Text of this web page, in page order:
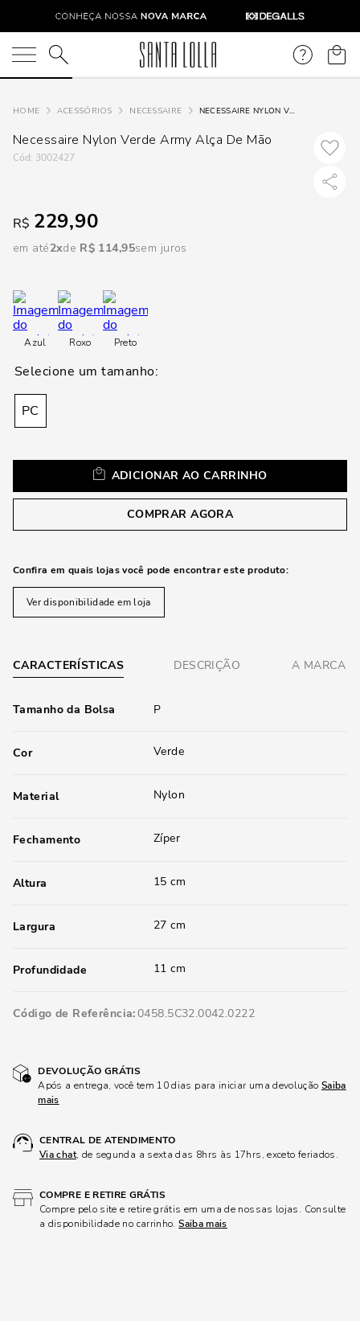
O que você está procurando?
ACESSÓRIOS NECESSAIRE NECESSAIRE NYLON VERDE ARMY ALÇA DE MÃO
Necessaire Nylon Verde Army Alça De Mão
: 3002427
R$ 229,90
em até2 R$ 114,95sem juros
Azul Roxo Preto
PC
ADICIONAR AO CARRINHO
COMPRAR AGORA
Confira em quais lojas você pode encontrar este produto:
Ver disponibilidade em loja
CARACTERÍSTICAS DESCRIÇÃO A MARCA
Tamanho da Bolsa P
Cor Verde
Material Nylon
Fechamento Zíper
Altura 15 cm
Largura 27 cm
Profundidade 11 cm
Código de Referência 0458.5C32.0042.0222
DEVOLUÇÃO GRÁTIS
Após a entrega, você tem 10 dias para iniciar uma devolução Saiba
mais
CENTRAL DE ATENDIMENTO
Via chat, de segunda a sexta das 8hrs às 17hrs, exceto feriados.
COMPRE E RETIRE GRÁTIS
Compre pelo site e retire grátis em uma de nossas lojas. Consulte
a disponibilidade no carrinho.Saiba mais